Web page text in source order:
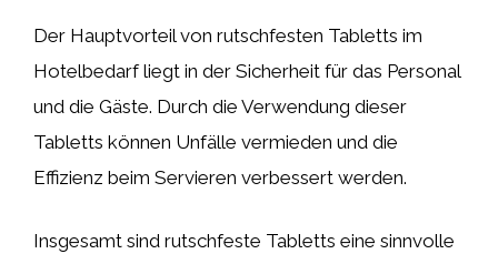
Der Hauptvorteil von rutschfesten Tabletts im
Hotelbedarf liegt in der Sicherheit für das Personal
und die Gäste. Durch die Verwendung dieser
Tabletts können Unfälle vermieden und die
Effizienz beim Servieren verbessert werden.
Insgesamt sind rutschfeste Tabletts eine sinnvolle